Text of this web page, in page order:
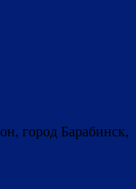
город Барабинск,